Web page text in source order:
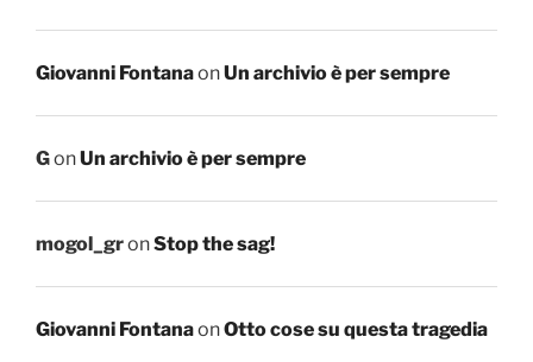
Giovanni FontanaonUn archivio è per sempre
GonUn archivio è per sempre
mogol_gronStop the sag!
Giovanni FontanaonOtto cose su questa tragedia